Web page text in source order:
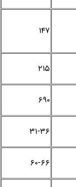
۱۴۷
۲۱۵
۶۹۰
۳۱-۳۶
۶۰-۶۶